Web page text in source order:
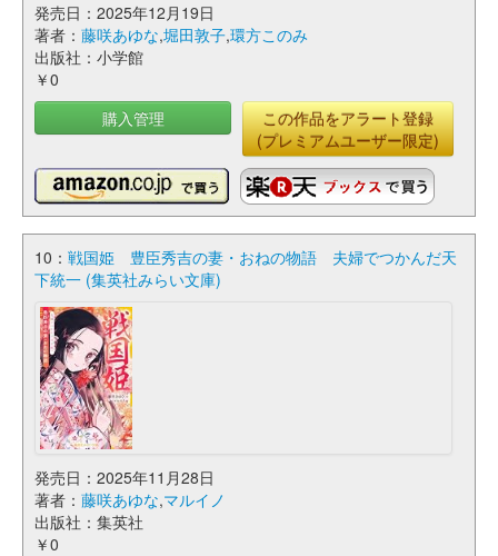
発売日：2025年12月19日
著者： 藤咲あゆな,堀田敦子,環方このみ
出版社：小学館
￥0
購入管理
この作品をアラート登録
(プレミアムユーザー限定)
10： 戦国姫 豊臣秀吉の妻・おねの物語 夫婦でつかんだ天
下統一 (集英社みらい文庫)
発売日：2025年11月28日
著者： 藤咲あゆな,マルイノ
出版社：集英社
￥0